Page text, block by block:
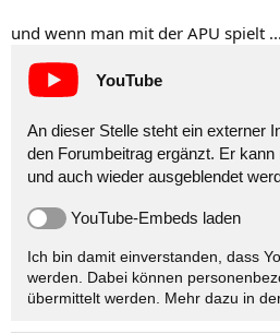
und wenn man mit der APU spielt
YouTube
An dieser Stelle steht ein externer
den Forumbeitrag ergänzt. Er
und auch wieder ausgeblendet
YouTube-Embeds laden
Ich bin damit einverstanden, dass
werden. Dabei können
übermittelt werden. Mehr dazu in